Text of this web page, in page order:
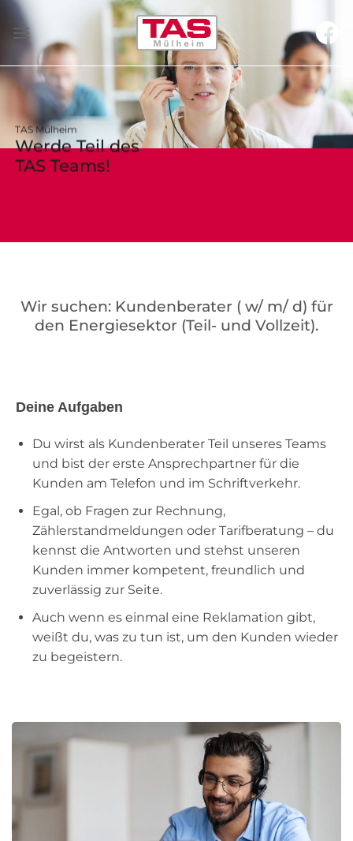
Zum
Inhalt
springen
TAS Mülheim
Werde Teil des
TAS Teams!
Wir suchen: Kundenberater ( w/ m/ d) für
den Energiesektor (Teil- und Vollzeit).
Deine Aufgaben
Du wirst als Kundenberater Teil unseres Teams
und bist der erste Ansprechpartner für die
Kunden am Telefon und im Schriftverkehr.
Egal, ob Fragen zur Rechnung,
Zählerstandmeldungen oder Tarifberatung – du
kennst die Antworten und stehst unseren
Kunden immer kompetent, freundlich und
zuverlässig zur Seite.
Auch wenn es einmal eine Reklamation gibt,
weißt du, was zu tun ist, um den Kunden wieder
zu begeistern.